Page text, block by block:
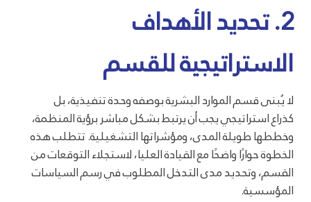
2. تحديد الأهداف
الاستراتيجية للقسم
لا يُبنى قسم الموارد البشرية بوصفه وحدة تنفيذية، بل
كذراع استراتيجي يجب أن يرتبط بشكل مباشر برؤية المنظمة،
وخططها طويلة المدى، ومؤشراتها التشغيلية. تتطلب هذه
الخطوة حوارًا واضحًا مع القيادة العليا، لاستجلاء التوقعات من
القسم، وتحديد مدى التدخل المطلوب في رسم السياسات
المؤسسية.